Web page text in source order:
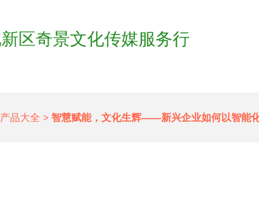
区奇景文化传媒服务行
产品大全 > 智慧赋能，文化生辉——新兴企业如何以智能